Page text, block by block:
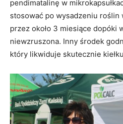
pendimatalinę w
stosować po wysadzeniu roślin
przez około 3 miesiące dopóki
niewzruszona. Inny środek
który likwiduje skutecznie